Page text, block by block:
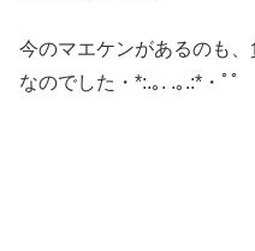
今のマエケンがあるのも
なのでした・*:.｡. .｡.:*・ﾟﾟ